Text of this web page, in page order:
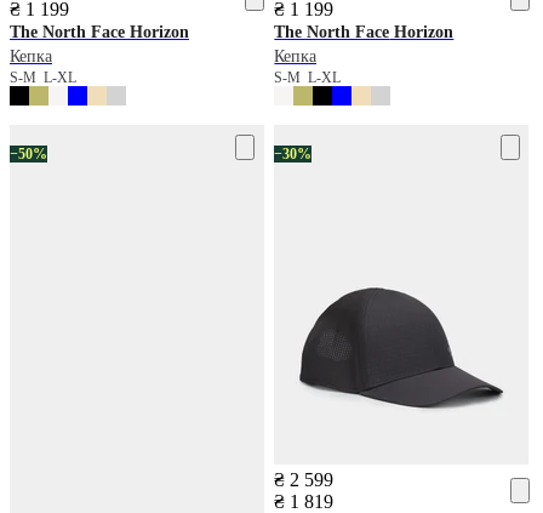
₴ 1 199
The North Face Horizon
Кепка
S-M L-XL
₴ 1 199
The North Face Horizon
Кепка
S-ML-XL
−50% −30%
₴ 2 599
₴ 1 819